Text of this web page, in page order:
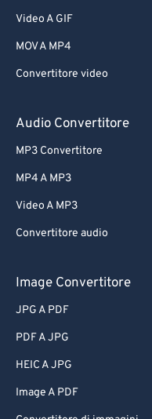
Video A GIF
MOV A MP4
Convertitore video
Audio Convertitore
MP3 Convertitore
MP4 A MP3
Video A MP3
Convertitore audio
Image Convertitore
JPG A PDF
PDF A JPG
HEIC A JPG
Image A PDF